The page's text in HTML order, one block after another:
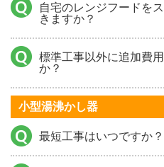
自宅のレンジフードを
きますか？
標準工事以外に追加費
か？
小型湯沸かし器
最短工事はいつですか？